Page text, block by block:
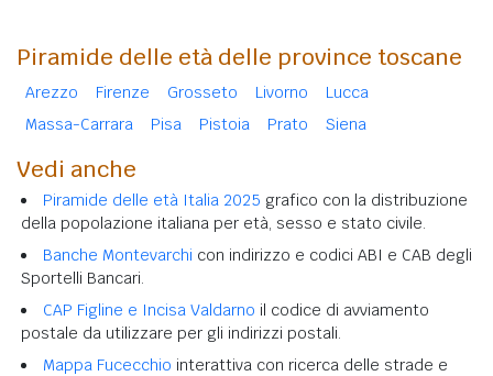
Piramide delle età delle province toscane
Arezzo Firenze Grosseto Livorno
Lucca
Massa-Carrara
Pisa Pistoia Prato Siena
Vedi anche
Piramide delle età Italia 2025 grafico con la distribuzione
della popolazione italiana per età, sesso e stato civile.
Banche Montevarchi con indirizzo e codici ABI e CAB degli
Sportelli Bancari.
CAP Figline e Incisa Valdarno il codice di avviamento
postale da utilizzare per gli indirizzi postali.
Mappa Fucecchio interattiva con ricerca delle strade e